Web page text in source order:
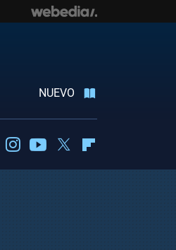
NUEVO
DiscordInstagramYoutubeTwitter